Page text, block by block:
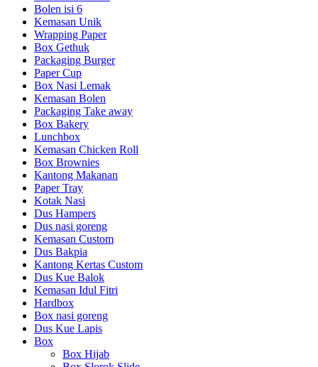
Bolen isi 6
Kemasan Unik
Wrapping Paper
Box Gethuk
Packaging Burger
Paper Cup
Box Nasi Lemak
Kemasan Bolen
Packaging Take away
Box Bakery
Lunchbox
Kemasan Chicken Roll
Box Brownies
Kantong Makanan
Paper Tray
Kotak Nasi
Dus Hampers
Dus nasi goreng
Kemasan Custom
Dus Bakpia
Kantong Kertas Custom
Dus Kue Balok
Kemasan Idul Fitri
Hardbox
Box nasi goreng
Dus Kue Lapis
Box
Box Hijab